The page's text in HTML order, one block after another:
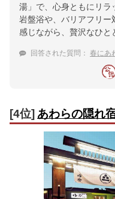
湯」で、心身ともにリラ
岩盤浴や、バリアフリー
感じながら、贅沢なひと
回答された質問： 春にあわら
[4位] あわらの隠れ